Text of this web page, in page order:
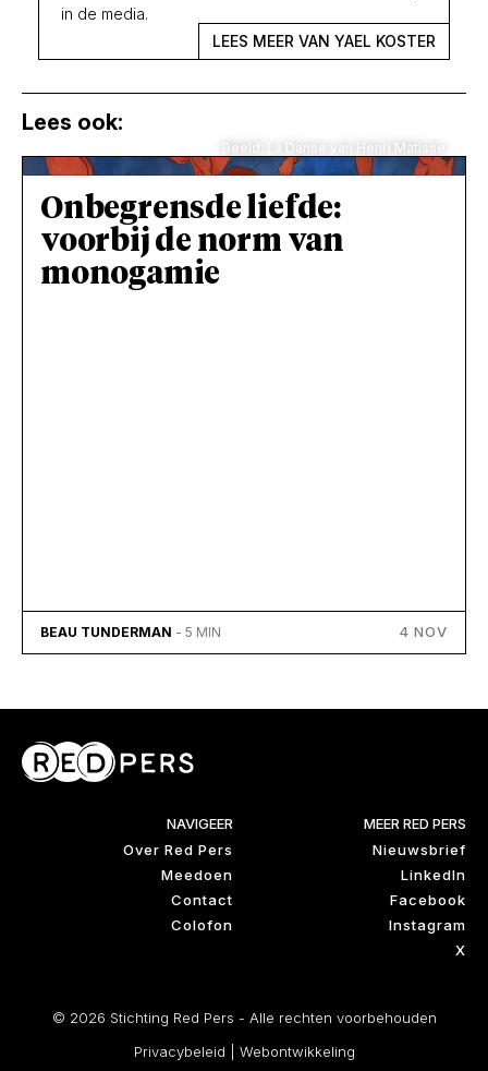
in de media.
LEES MEER VAN YAEL KOSTER
Lees ook:
Beeld: La Danse van Henri Matisse
Onbegrensde liefde:
voorbij de norm van
monogamie
BEAU TUNDERMAN - 5 MIN 4 NOV
NAVIGEER
Over Red Pers
Meedoen
Contact
Colofon
MEER RED PERS
Nieuwsbrief
LinkedIn
Facebook
Instagram
X
© 2026 Stichting Red Pers - Alle rechten voorbehouden
Privacybeleid
Webontwikkeling